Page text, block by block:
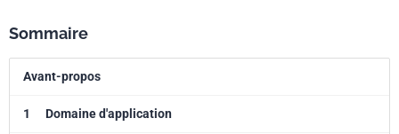
Sommaire
Avant-propos
1 Domaine d'application